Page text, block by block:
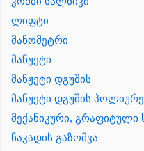
ლიფტი
მანომეტრი
მანჟეტი
მანჟეტი დგუშის
მანჟეტი დგუშის
მექანიკური, გრაფიტული
ნაკადის გაზომვა